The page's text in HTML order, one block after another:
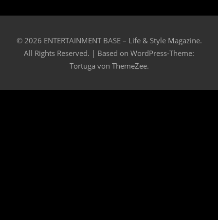
© 2026 ENTERTAINMENT BASE – Life & Style Magazine.
All Rights Reserved. | Based on WordPress-Theme:
Tortuga von ThemeZee.